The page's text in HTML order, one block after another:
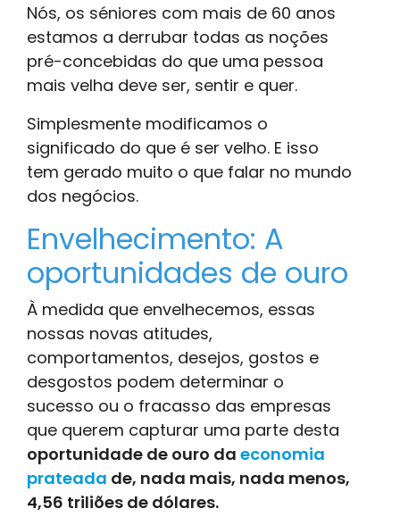
Nós, os séniores com mais de 60 anos
estamos a derrubar todas as noções
pré-concebidas do que uma pessoa
mais velha deve ser, sentir e quer.
Simplesmente modificamos o
significado do que é ser velho. E isso
tem gerado muito o que falar no mundo
dos negócios.
Envelhecimento: A
oportunidades de ouro
À medida que envelhecemos, essas
nossas novas atitudes,
comportamentos, desejos, gostos e
desgostos podem determinar o
sucesso ou o fracasso das empresas
que querem capturar uma parte desta
oportunidade de ouro da economia
prateada de, nada mais, nada menos,
4,56 triliões de dólares.